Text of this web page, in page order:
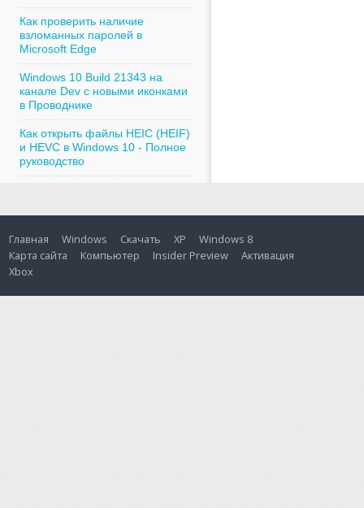
Как проверить наличие
взломанных паролей в
Microsoft Edge
Windows 10 Build 21343 на
канале Dev с новыми иконками
в Проводнике
Как открыть файлы HEIC (HEIF)
и HEVC в Windows 10 - Полное
руководство
Главная Windows Скачать XP
Windows 8
Карта сайта
Компьютер Insider Preview
Активация
Xbox